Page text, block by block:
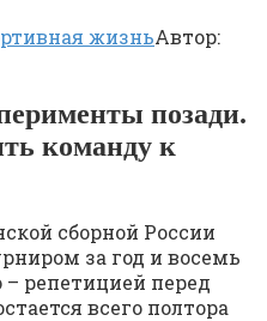
жизньАвтор:
позади.
команду к
сборной России
за год и восемь
репетицией перед
всего полтора